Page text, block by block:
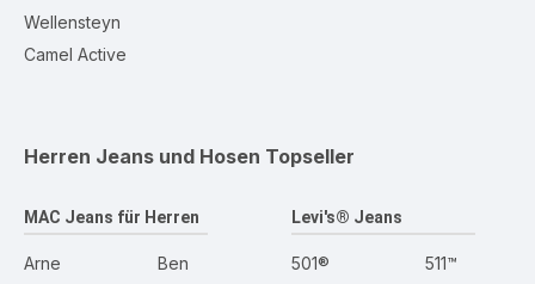
Wellensteyn
Camel Active
Herren Jeans und Hosen Topseller
MAC Jeans für Herren
Arne
Ben
Levi's® Jeans
501® 511™